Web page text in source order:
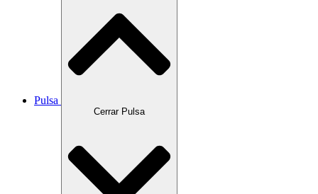
Pulsa
Cerrar Pulsa